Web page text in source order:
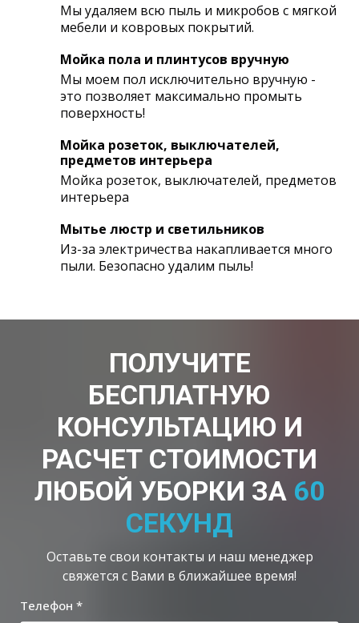
Мы удаляем всю пыль и микробов с мягкой
мебели и ковровых покрытий.
Мойка пола и плинтусов вручную
Мы моем пол исключительно вручную -
это позволяет максимально промыть
поверхность!
Мойка розеток, выключателей,
предметов интерьера
Мойка розеток, выключателей, предметов
интерьера
Мытье люстр и светильников
Из-за электричества накапливается много
пыли. Безопасно удалим пыль!
ПОЛУЧИТЕ
БЕСПЛАТНУЮ
КОНСУЛЬТАЦИЮ И
РАСЧЕТ СТОИМОСТИ
ЛЮБОЙ УБОРКИ ЗА 60
СЕКУНД
Оставьте свои контакты и наш менеджер
свяжется с Вами в ближайшее время!
Телефон *